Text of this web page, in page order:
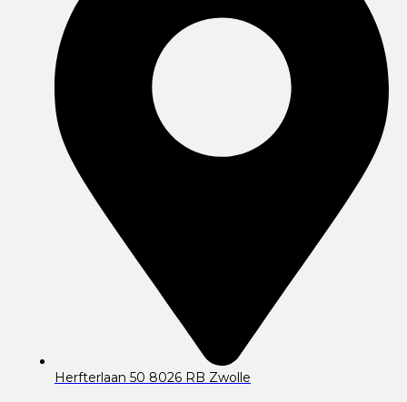
Herfterlaan 50 8026 RB Zwolle